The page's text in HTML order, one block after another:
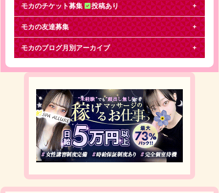
モカのチケット募集 投稿あり
Kis-My-Ft2
お譲りくださいキスマイ大阪7/3アリーナ席 ２連１枚
～4までで探してますお心当たりのある方はご連絡
モカの友達募集
モカのブログ月別アーカイブ